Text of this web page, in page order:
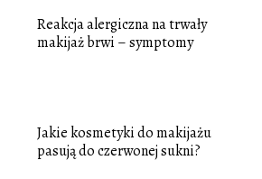
Reakcja alergiczna na trwały
makijaż brwi – symptomy
Jakie kosmetyki do makijażu
pasują do czerwonej sukni?